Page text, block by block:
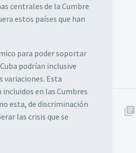
centrales de la Cumbre
estos países que han
para poder soportar
podrían inclusive
variaciones. Esta
en las Cumbres
esta, de discriminación
las crisis que se